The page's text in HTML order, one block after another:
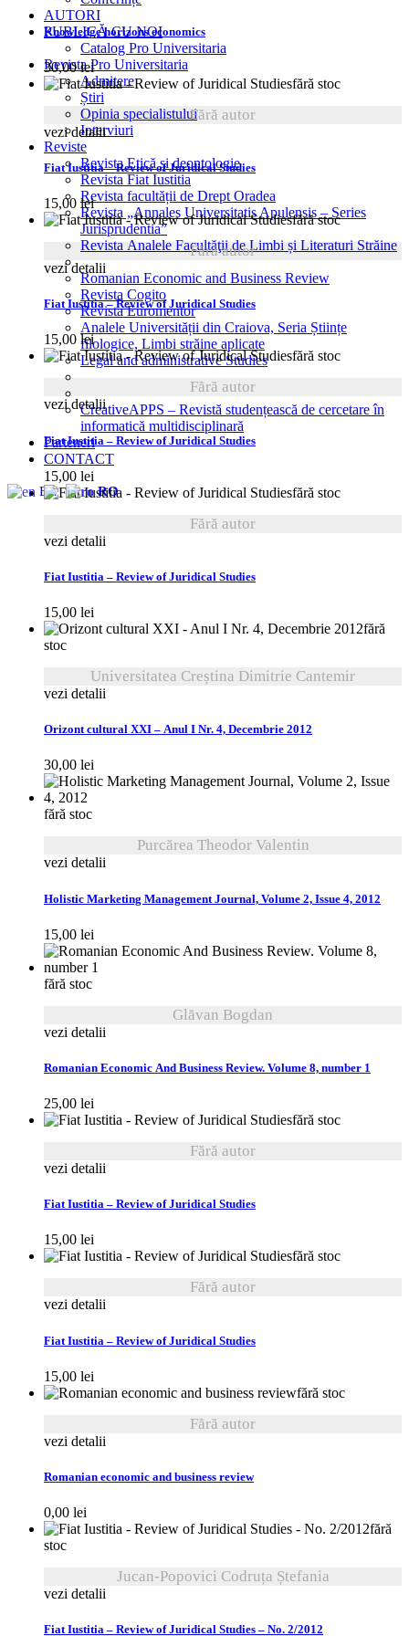
AUTORI
PUBLICĂ CU NOI
Catalog Pro Universitaria
Revista Pro Universitaria
Admitere
Știri
Opinia specialistului
Interviuri
Reviste
Revista Etică și deontologie
Revista Fiat Iustitia
Revista facultății de Drept Oradea
Revista „Annales Universitatis Apulensis – Series
Jurisprudentia”
Revista Analele Facultăţii de Limbi și Literaturi Străine
Romanian Economic and Business Review
Revista Cogito
Revista Euromentor
Analele Universității din Craiova, Seria Științe
filologice, Limbi străine aplicate
Legal and administrative Studies
CreativeAPPS – Revistă studențească de cercetare în
informatică multidisciplinară
Parteneri
CONTACT
EN RO
Knowledge horizons economics
30,00lei
fără stoc
Fără autor
vezi detalii
Fiat Iustitia – Review of Juridical Studies
15,00 lei
fără stoc
Fără autor
vezi detalii
Fiat Iustitia – Review of Juridical Studies
15,00 lei
fără stoc
Fără autor
vezi detalii
Fiat Iustitia – Review of Juridical Studies
15,00 lei
fără stoc
Fără autor
vezi detalii
Fiat Iustitia – Review of Juridical Studies
15,00 lei
fără
stoc
Universitatea Creștina Dimitrie Cantemir
vezi detalii
Orizont cultural XXI – Anul I Nr. 4, Decembrie 2012
30,00 lei
fără stoc
Purcărea Theodor Valentin
vezi detalii
Holistic Marketing Management Journal, Volume 2, Issue 4, 2012
15,00 lei
fără stoc
Glăvan Bogdan
vezi detalii
Romanian Economic And Business Review. Volume 8, number 1
25,00 lei
fără stoc
Fără autor
vezi detalii
Fiat Iustitia – Review of Juridical Studies
15,00 lei
fără stoc
Fără autor
vezi detalii
Fiat Iustitia – Review of Juridical Studies
15,00 lei
fără stoc
Fără autor
vezi detalii
Romanian economic and business review
0,00 lei
fără
stoc
Jucan-Popovici Codruța Ștefania
vezi detalii
Fiat Iustitia – Review of Juridical Studies – No. 2/2012